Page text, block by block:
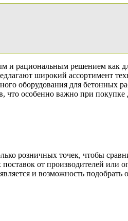
и рациональным решением
широкий ассортимент
оборудования для бетонных
особенно важно при покупке
розничных точек, чтобы
от производителей
и возможность